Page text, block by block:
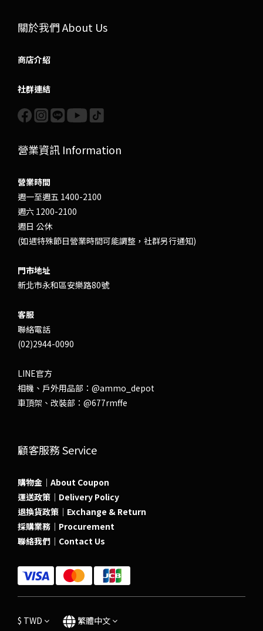
關於我們 About Us
商店介紹
社群連結
營業資訊 Information
營業時間
週一至週五 1400-2100
週六 1200-2100
週日 公休
(如遇特殊節日營業時間可能調整，社群另行通知)
門市地址
新北市永和區安樂路80號
客服
聯絡電話
(02)2944-0090
LINE官方
相機、戶外用品部： @ammo_depot
車頂架、改裝部： @677rmffe
顧客服務 Service
購物金｜About Coupon
運送政策｜Delivery Policy
退換貨政策｜Exchange & Return
採購業務｜Procurement
聯絡我們｜Contact Us
$ TWD 繁體中文